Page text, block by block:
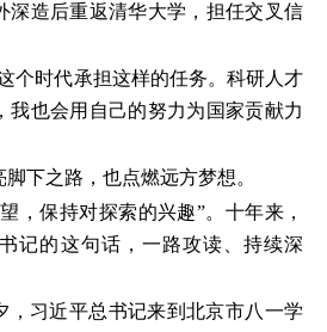
深造后重返清华大学，担任交叉信
个时代承担这样的任务。科研人才
我也会用自己的努力为国家贡献力
下之路，也点燃远方梦想。
，保持对探索的兴趣”。十年来，
记的这句话，一路攻读、持续深
，习近平总书记来到北京市八一学